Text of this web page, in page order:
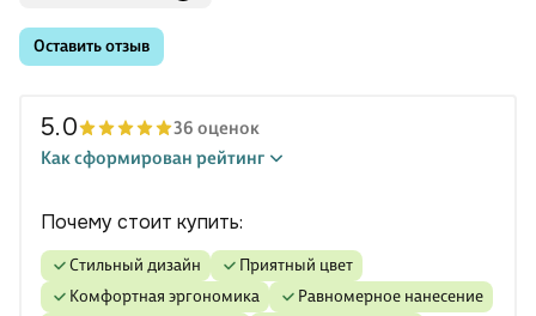
Оставить отзыв
5.0
36 оценок
Как сформирован рейтинг
Почему стоит купить:
стильный дизайн
приятный цвет
комфортная эргономика
равномерное нанесение